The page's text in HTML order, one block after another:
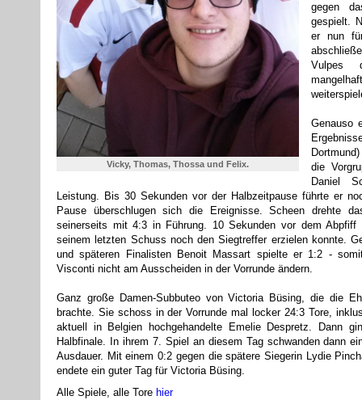
Vicky, Thomas, Thossa und Felix.
gegen
gespielt.
er nun
Vulpes
Genauso
die
Daniel
Leistung. Bis 30 Sekunden vor der Halbzeitpause führte er
Pause überschlugen sich die Ereignisse. Scheen drehte
seinerseits mit 4:3 in Führung. 10 Sekunden vor dem
seinem letzten Schuss noch den Siegtreffer erzielen konnte.
und späteren Finalisten Benoit Massart spielte er 1:2 -
Visconti nicht am Ausscheiden in der Vorrunde ändern.
Ganz große Damen-Subbuteo von Victoria Büsing, die die
brachte. Sie schoss in der Vorrunde mal locker 24:3 Tore,
aktuell in Belgien hochgehandelte Emelie Despretz. Dann
Halbfinale. In ihrem 7. Spiel an diesem Tag schwanden dann
Ausdauer. Mit einem 0:2 gegen die spätere Siegerin Lydie
endete ein guter Tag für Victoria Büsing.
Alle Spiele, alle Tore hier